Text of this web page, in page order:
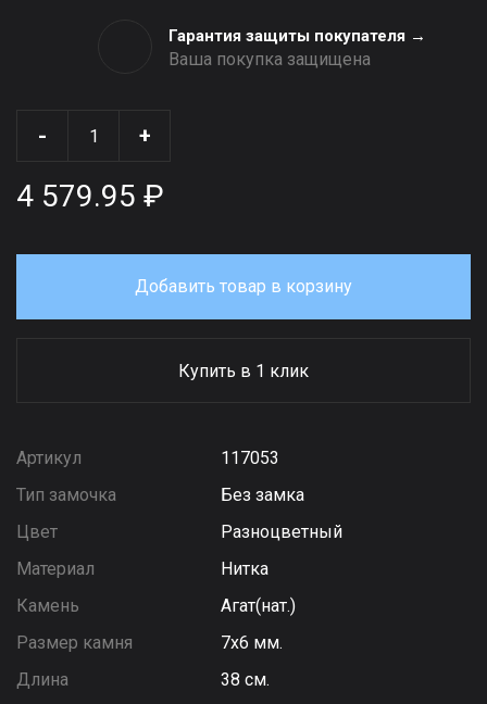
Гарантия защиты покупателя →
Ваша покупка защищена
- +
4 579.95 ₽
Добавить товар в корзину
Купить в 1 клик
Артикул
117053
Тип замочка
Без замка
Цвет
Разноцветный
Материал
Нитка
Камень
Агат(нат.)
Размер камня
7х6 мм.
Длина
38 см.